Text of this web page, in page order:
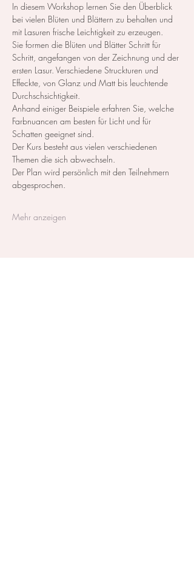
In diesem Workshop lernen Sie den Überblick
bei vielen Blüten und Blättern zu behalten und
mit Lasuren frische Leichtigkeit zu erzeugen.
Sie formen die Blüten und Blätter Schritt für
Schritt, angefangen von der Zeichnung und der
ersten Lasur. Verschiedene Struckturen und
Effeckte, von Glanz und Matt bis leuchtende
Durchschsichtigkeit.
Anhand einiger Beispiele erfahren Sie, welche
Farbnuancen am besten für Licht und für
Schatten geeignet sind.
Der Kurs besteht aus vielen verschiedenen
Themen die sich abwechseln.
Der Plan wird persönlich mit den Teilnehmern
abgesprochen.
Mehr anzeigen